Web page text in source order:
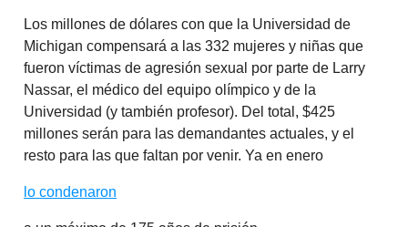
Los millones de dólares con que la Universidad de
Michigan compensará a las 332 mujeres y niñas que
fueron víctimas de agresión sexual por parte de Larry
Nassar, el médico del equipo olímpico y de la
Universidad (y también profesor). Del total, $425
millones serán para las demandantes actuales, y el
resto para las que faltan por venir. Ya en enero
lo condenaron